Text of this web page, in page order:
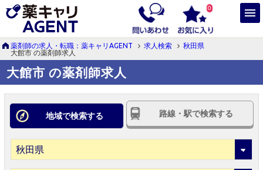
0
薬剤師の求人・転職：薬キャリAGENT 求人検索
秋田県
大館市 の薬剤師求人
大館市 の薬剤師求人
地域で検索する 路線・駅で検索する